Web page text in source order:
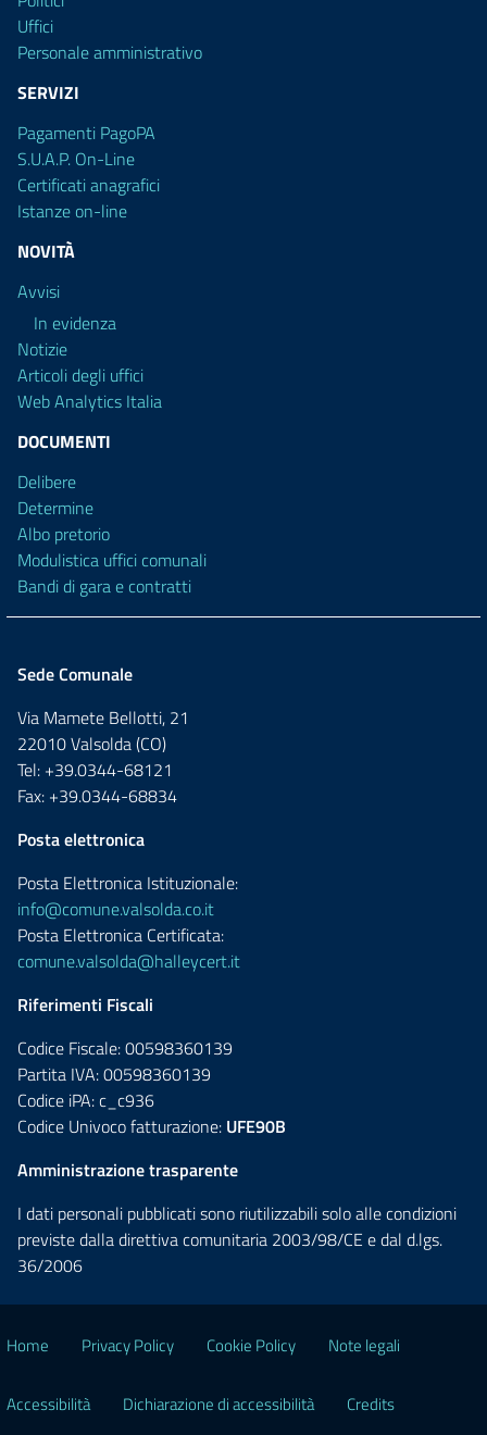
Uffici
Personale amministrativo
SERVIZI
Pagamenti PagoPA
S.U.A.P. On-Line
Certificati anagrafici
Istanze on-line
NOVITÀ
Avvisi
In evidenza
Notizie
Articoli degli uffici
Web Analytics Italia
DOCUMENTI
Delibere
Determine
Albo pretorio
Modulistica uffici comunali
Bandi di gara e contratti
Sede Comunale
Via Mamete Bellotti, 21
22010 Valsolda (CO)
Tel: +39.0344-68121
Fax: +39.0344-68834
Posta elettronica
Posta Elettronica Istituzionale:
info@comune.valsolda.co.it
Posta Elettronica Certificata:
comune.valsolda@halleycert.it
Riferimenti Fiscali
Codice Fiscale: 00598360139
Partita IVA: 00598360139
Codice iPA: c_c936
Codice Univoco fatturazione: UFE90B
Amministrazione trasparente
I dati personali pubblicati sono riutilizzabili solo alle condizioni
previste dalla direttiva comunitaria 2003/98/CE e dal d.lgs.
36/2006
Home Privacy Policy Cookie Policy Note legali
Accessibilità Dichiarazione di accessibilità Credits